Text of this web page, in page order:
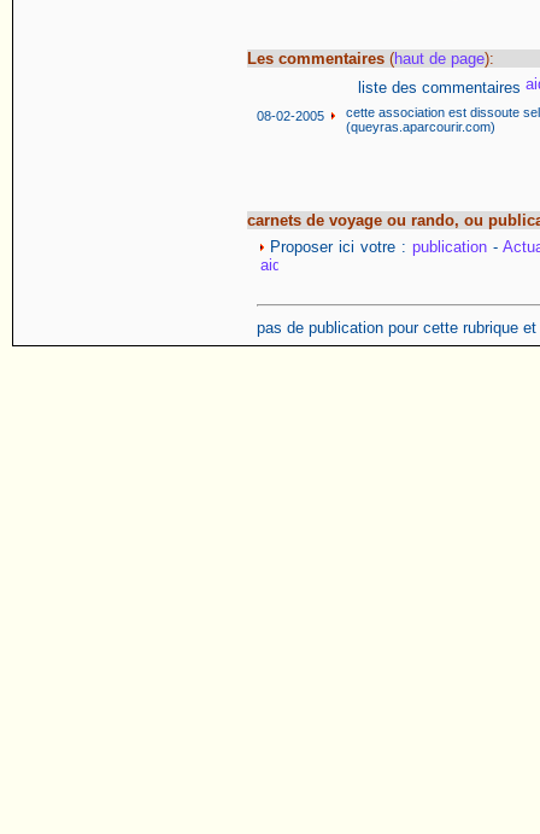
Les commentaires (haut de page):
liste des commentaires
08-02-2005
cette association est dissoute
(queyras.aparcourir.com)
carnets de voyage ou rando, ou
Proposer ici votre : publication -
pas de publication pour cette rubrique